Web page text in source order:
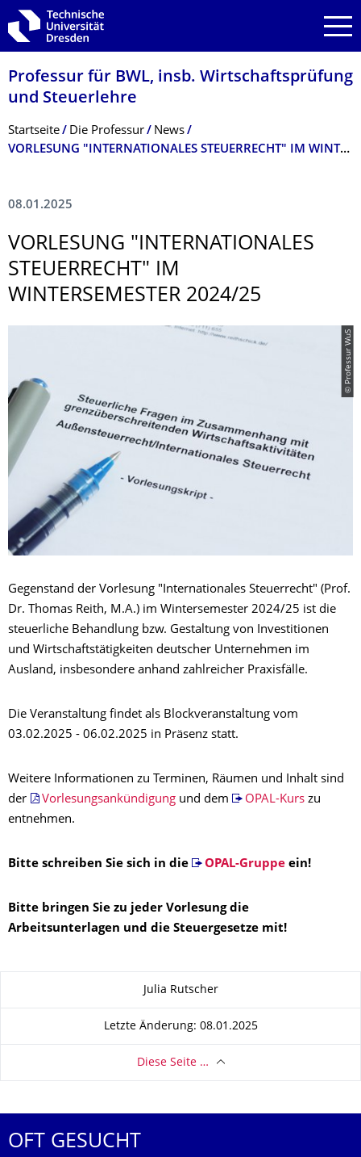
Zur Hauptnavigation springen
Zur Suche springen
Zum Inhalt springen
Professur für BWL, insb. Wirtschaftsprüfung
und Steuerlehre
Breadcrumb-Menü
Startseite Die Professur
News
VORLESUNG "INTERNATIONALES STEUERRECHT" IM WINTERSEMESTER 2024/25
08.01.2025
VORLESUNG "INTERNATIONALES
STEUERRECHT" IM
WINTERSEMESTER 2024/25
© Professur WuS
Gegenstand der Vorlesung "Internationales Steuerrecht" (Prof.
Dr. Thomas Reith, M.A.) im Wintersemester 2024/25 ist die
steuerliche Behandlung bzw. Gestaltung von Investitionen
und Wirtschaftstätigkeiten deutscher Unternehmen im
Ausland, insbesondere anhand zahlreicher Praxisfälle.
Die Veranstaltung findet als Blockveranstaltung vom
03.02.2025 - 06.02.2025 in Präsenz statt.
Weitere Informationen zu Terminen, Räumen und Inhalt sind
der
Vorlesungsankündigung und dem OPAL-Kurszu
entnehmen.
Bitte schreiben Sie sich in die OPAL-Gruppeein!
Bitte bringen Sie zu jeder Vorlesung die
Arbeitsunterlagen und die Steuergesetze mit!
Julia Rutscher
Letzte Änderung: 08.01.2025
Diese Seite …
OFT GESUCHT